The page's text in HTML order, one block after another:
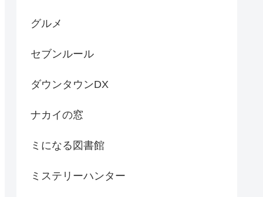
グルメ
セブンルール
ダウンタウンDX
ナカイの窓
ミになる図書館
ミステリーハンター